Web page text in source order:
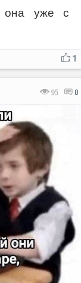
она уже с
1
95 0